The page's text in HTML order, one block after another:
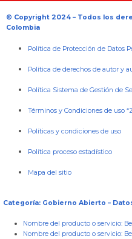
© Copyright 2024 – Todos los
Colombia
Política de Protección de Datos
Política de derechos de autor y
Política Sistema de Gestión de
Términos y Condiciones de uso
Políticas y condiciones de uso
Política proceso estadístico
Mapa del sitio
Categoría: Gobierno Abierto –
Nombre del producto o servicio:
Nombre del producto o servicio: